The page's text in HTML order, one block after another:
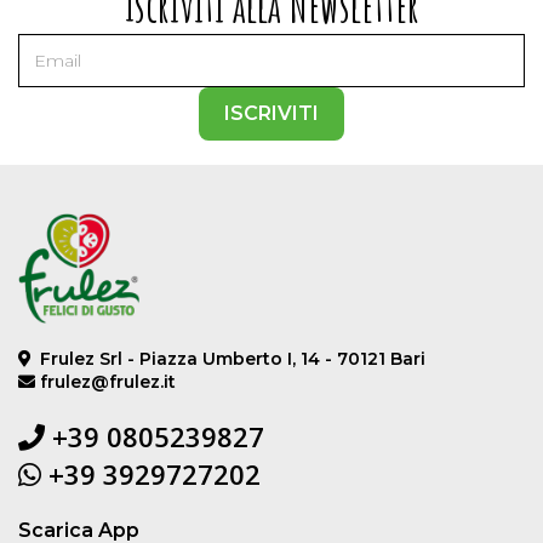
ISCRIVITI
Frulez Srl - Piazza Umberto I, 14 - 70121 Bari
frulez@frulez.it
+39 0805239827
+39 3929727202
Scarica App